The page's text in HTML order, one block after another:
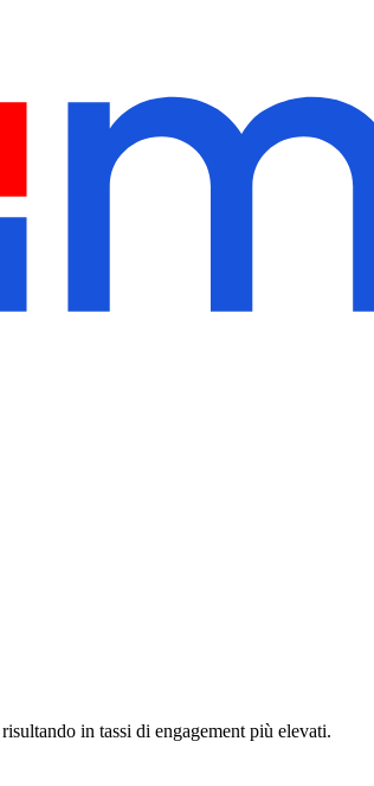
in tassi di engagement più elevati.